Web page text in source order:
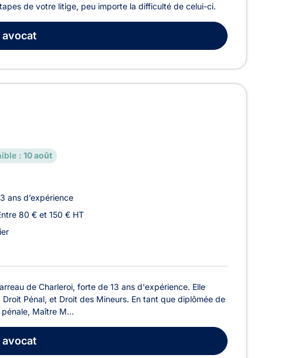
de votre litige, peu importe la difficulté de celui-ci.
: 10 août
ans d’expérience
80 € et 150 € HT
de Charleroi, forte de 13 ans d'expérience. Elle
Pénal, et Droit des Mineurs. En tant que diplômée de
Maître M...